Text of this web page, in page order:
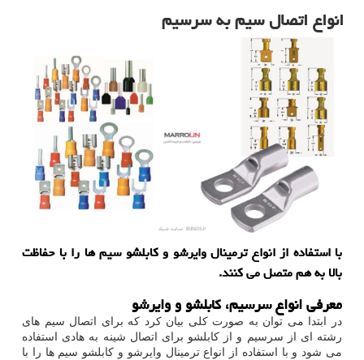
انواع اتصال سیم به سرسیم
با استفاده از انواع ترمینال وایرشو و كابلشو سیم ها را با حفاظت
بالا به هم متصل می كنند.
معرفی انواع سرسیم، کابلشو و وایرشو
در ابتدا می توان به صورت کلی بیان کرد که برای اتصال سیم های
رشته ای از سرسیم و از کابلشو برای اتصال شینه به هادی استفاده
می شود و با استفاده از انواع ترمینال وایرشو و کابلشو سیم ها را با